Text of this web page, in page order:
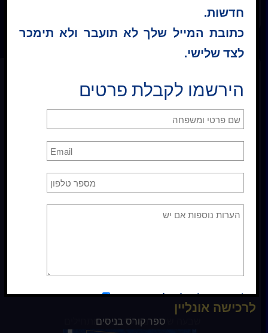
הרשמה לרשימת תפוצה
לרכישה אונליין
ספר קורס בניסים
חדשות.
כתובת המייל שלך לא תועבר ולא תימכר
לצד שלישי.
הירשמו לקבלת פרטים
*אני מסכימ/ה לקבלת עדכונים כן